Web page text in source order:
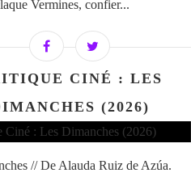
Vermines, confier...
CINÉ : LES
(2026)
// De Alauda Ruiz de Azúa.